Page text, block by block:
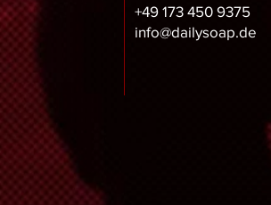
+49 173 450 9375
info@dailysoap.de